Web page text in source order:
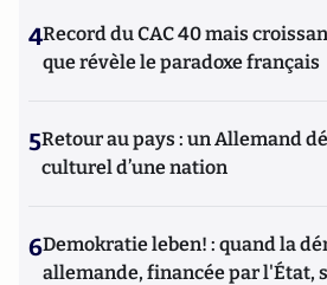
4Record du CAC 40 mais
que révèle le paradoxe français
5Retour au pays : un Allemand
culturel d’une nation
6Demokratie leben! : quand la
allemande, financée par l'État,